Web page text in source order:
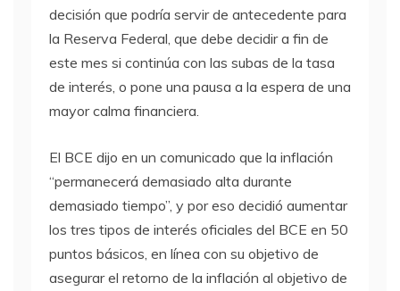
decisión que podría servir de antecedente para
la Reserva Federal, que debe decidir a fin de
este mes si continúa con las subas de la tasa
de interés, o pone una pausa a la espera de una
mayor calma financiera.
El BCE dijo en un comunicado que la inflación
“permanecerá demasiado alta durante
demasiado tiempo”, y por eso decidió aumentar
los tres tipos de interés oficiales del BCE en 50
puntos básicos, en línea con su objetivo de
asegurar el retorno de la inflación al objetivo de